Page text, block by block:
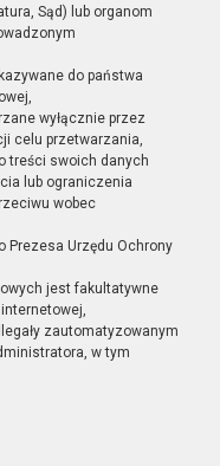
Sąd) lub organom
do państwa
wyłącznie przez
celu przetwarzania,
treści swoich danych
lub ograniczenia
wobec
Prezesa Urzędu Ochrony
jest fakultatywne
zautomatyzowanym
w tym